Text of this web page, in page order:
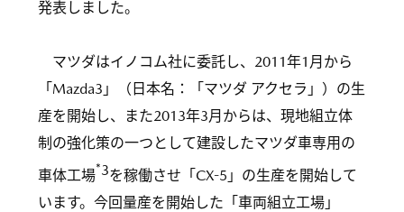
発表しました。
マツダはイノコム社に委託し、2011年1月から
「Mazda3」（日本名：「マツダ アクセラ」）の生
産を開始し、また2013年3月からは、現地組立体
制の強化策の一つとして建設したマツダ車専用の
車体工場*3を稼働させ「CX-5」の生産を開始して
います。今回量産を開始した「車両組立工場」